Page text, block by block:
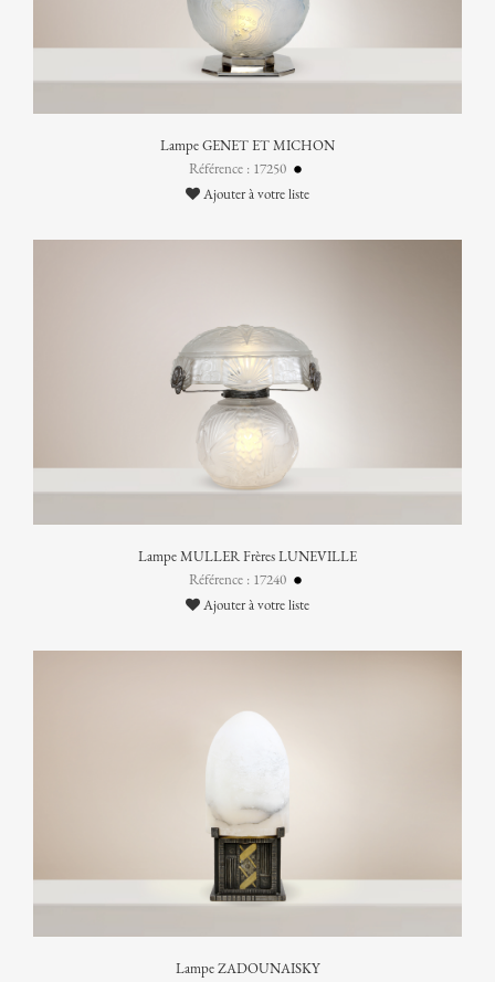
Lampe GENET ET MICHON
Référence : 17250
Ajouter à votre liste
Lampe MULLER Frères LUNEVILLE
Référence : 17240
Ajouter à votre liste
Lampe ZADOUNAISKY